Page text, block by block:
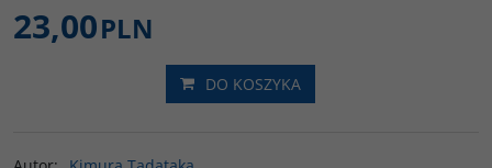
23,00PLN
DO KOSZYKA